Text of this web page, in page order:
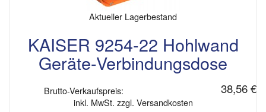
Aktueller Lagerbestand
KAISER 9254-22 Hohlwand
Geräte-Verbindungsdose
Brutto-Verkaufspreis: 38,56 €
inkl. MwSt. zzgl. Versandkosten